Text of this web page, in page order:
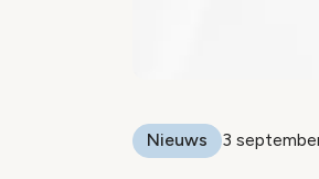
Nieuws 3